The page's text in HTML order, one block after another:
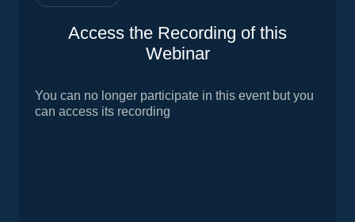
Access the Recording of this
Webinar
You can no longer participate in this event but you
can access its recording